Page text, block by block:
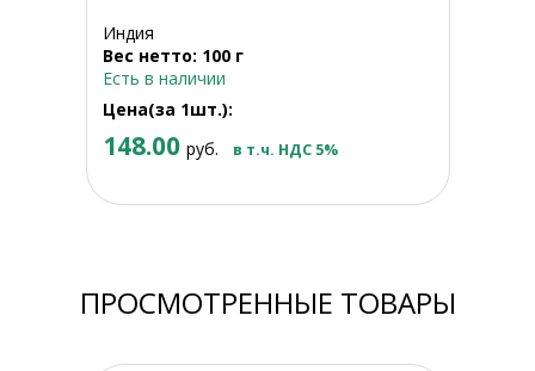
Индия
Вес нетто: 100 г
Есть в наличии
Цена(за 1шт.):
148.00 руб. в т.ч. НДС 5%
ПРОСМОТРЕННЫЕ ТОВАРЫ